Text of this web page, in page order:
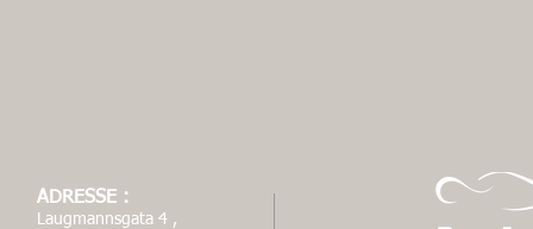
ADRESSE :
Laugmannsgata 4 ,